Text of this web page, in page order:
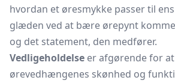
hvordan et øresmykke passer til
glæden ved at bære ørepynt
og det statement, den medfører.
Vedligeholdelse er afgørende for
ørevedhængenes skønhed og